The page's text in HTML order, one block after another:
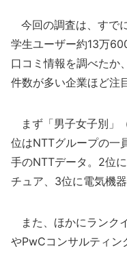
今回の調査は、すで
学生ユーザー約13万
口コミ情報を調べたか
件数が多い企業ほど注
まず「男子女子別」
位はNTTグループの一
手のNTTデータ。2位
チュア、3位に電気機
また、ほかにランク
やPwCコンサルティン